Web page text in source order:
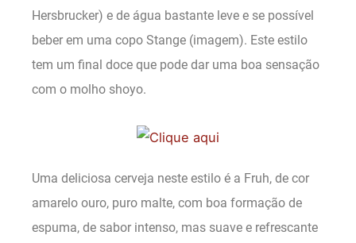
Hersbrucker) e de água bastante leve e se possível
beber em uma copo Stange (imagem). Este estilo
tem um final doce que pode dar uma boa sensação
com o molho shoyo.
Uma deliciosa cerveja neste estilo é a Fruh, de cor
amarelo ouro, puro malte, com boa formação de
espuma, de sabor intenso, mas suave e refrescante